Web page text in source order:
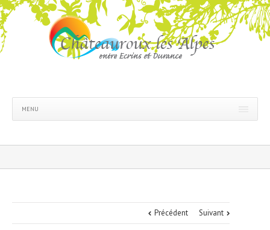
MENU
Précédent Suivant